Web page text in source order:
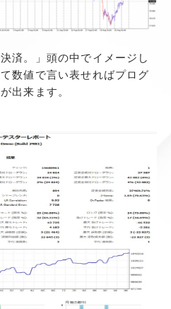
済。」頭の中でイメージし
数値で言い表せればプログ
出来ます。